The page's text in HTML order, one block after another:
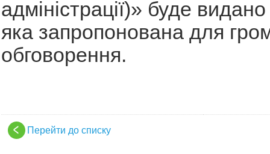
адміністрації)» буде видано
яка запропонована для
обговорення.
Перейти до списку